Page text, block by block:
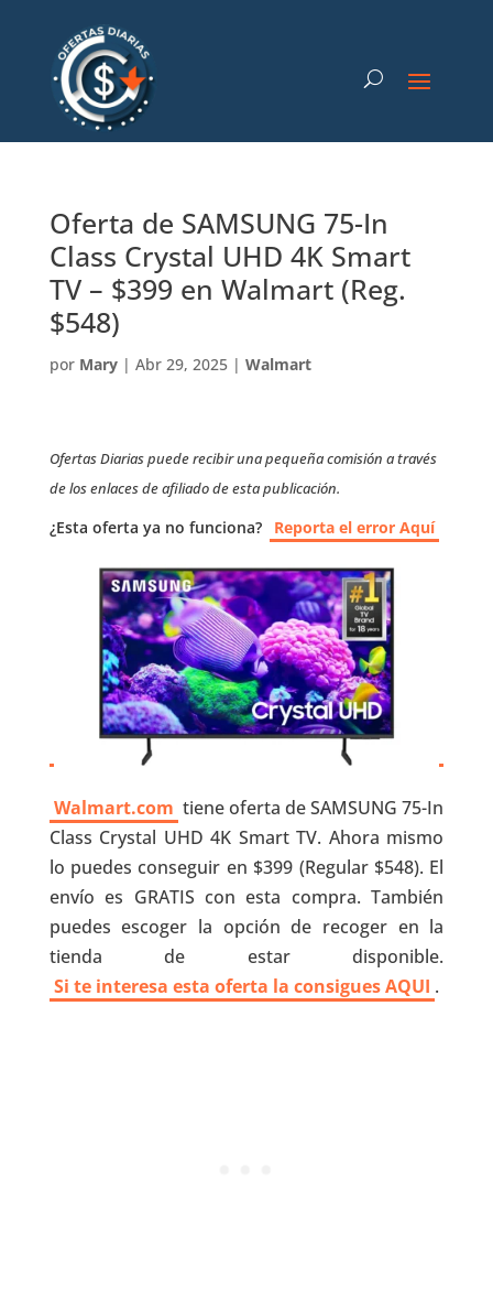
Oferta de SAMSUNG 75-In
Class Crystal UHD 4K Smart
TV – $399 en Walmart (Reg.
$548)
por Mary| Abr 29, 2025| Walmart
Ofertas Diarias puede recibir una pequeña comisión a través
de los enlaces de afiliado de esta publicación.
¿Esta oferta ya no funciona? Reporta el error Aquí
Walmart.com tiene oferta de SAMSUNG 75-In
Class Crystal UHD 4K Smart TV. Ahora mismo
lo puedes conseguir en $399 (Regular $548). El
envío es GRATIS con esta compra. También
puedes escoger la opción de recoger en la
tienda de estar disponible.
Si te interesa esta oferta la consigues AQUI .